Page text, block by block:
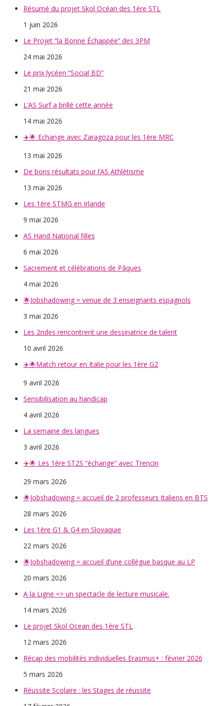
Résumé du projet Skol Océan des 1ère STL
1 juin 2026
Le Projet “la Bonne Échappée” des 3PM
24 mai 2026
Le prix lycéen “Social BD”
21 mai 2026
L’AS Surf a brillé cette année
14 mai 2026
✈️🌟 Echange avec Zaragoza pour les 1ère MRC
13 mai 2026
De bons résultats pour l’AS Athlétisme
13 mai 2026
Les 1ère STMG en Irlande
9 mai 2026
AS Hand National filles
6 mai 2026
Sacrement et célébrations de Pâques
4 mai 2026
🌟Jobshadowing = venue de 3 enseignants espagnols
3 mai 2026
Les 2ndes rencontrent une dessinatrice de talent
10 avril 2026
✈️🌟Match retour en Italie pour les 1ère G2
9 avril 2026
Sensibilisation au handicap
4 avril 2026
La semaine des langues
3 avril 2026
✈️🌟 Les 1ère ST2S “échange” avec Trencin
29 mars 2026
🌟Jobshadowing = accueil de 2 professeurs Italiens en BTS
28 mars 2026
Les 1ère G1 & G4 en Slovaquie
22 mars 2026
🌟Jobshadowing = accueil d’une collègue basque au LP
20 mars 2026
A la Ligne => un spectacle de lecture musicale.
14 mars 2026
Le projet Skol Ocean des 1ère STL
12 mars 2026
Récap des mobilités individuelles Erasmus+ : février 2026
5 mars 2026
Réussite Scolaire : les Stages de réussite